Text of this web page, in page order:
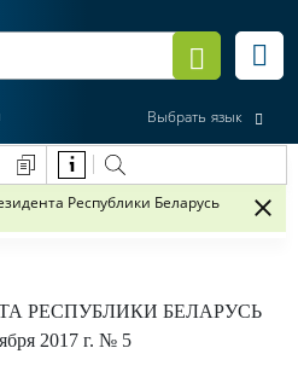
Выбрать язык
Республики Беларусь
РЕСПУБЛИКИ БЕЛАРУСЬ
2017 г. № 5